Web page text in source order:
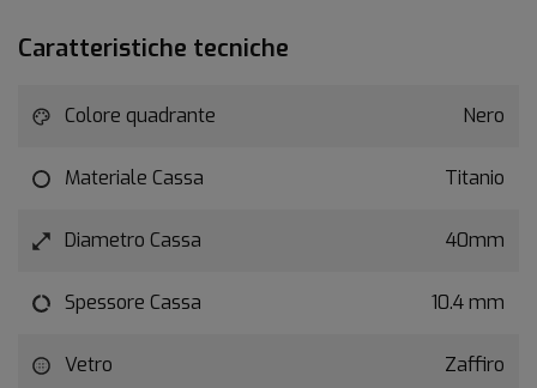
Caratteristiche tecniche
Colore quadrante Nero
Materiale Cassa Titanio
Diametro Cassa 40mm
Spessore Cassa 10.4 mm
Vetro Zaffiro